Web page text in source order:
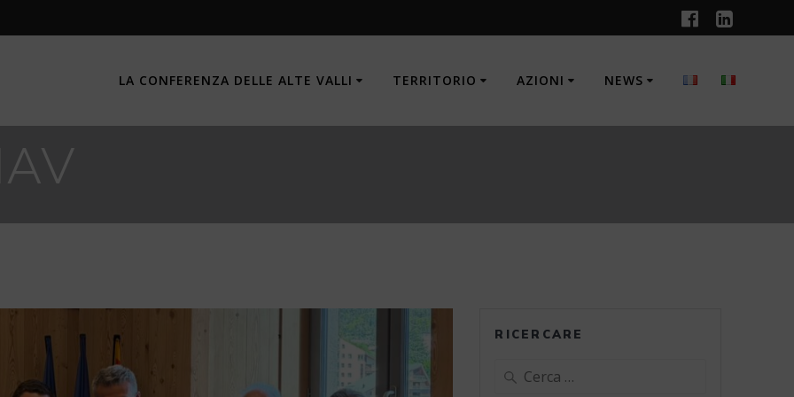
LA CONFERENZA DELLE ALTE VALLI TERRITORIO AZIONI NEWS
RICERCARE
Ricerca
per: